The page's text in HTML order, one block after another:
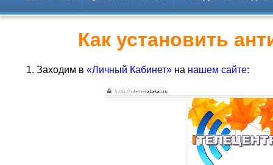
Как установить
Заходим в «Личный Кабинет» на нашем сайте: